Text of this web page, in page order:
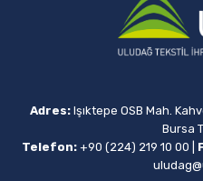
Adres: Işıktepe OSB Mah.
Bursa
Telefon: +90 (224) 219 10 00